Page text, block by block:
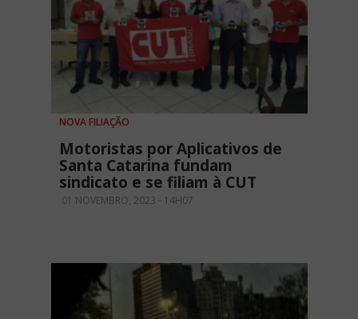
NOVA FILIAÇÃO
Motoristas por Aplicativos de
Santa Catarina fundam
sindicato e se filiam à CUT
01 NOVEMBRO, 2023 - 14H07